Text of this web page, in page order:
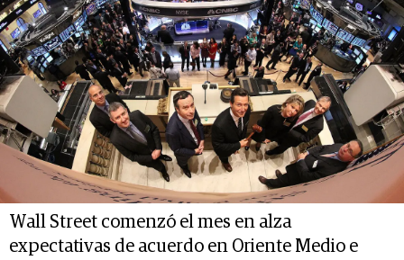
Wall Street comenzó el mes en alza
expectativas de acuerdo en Oriente Medio e